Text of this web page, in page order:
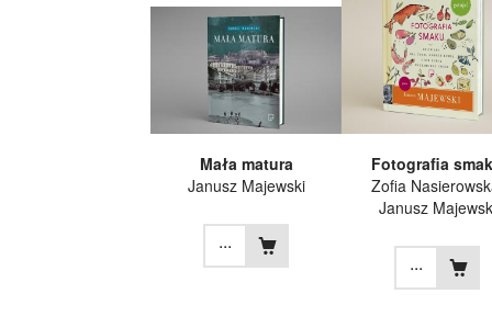
Mała matura
Janusz Majewski
...
Fotografia
Zofia
Janusz
...